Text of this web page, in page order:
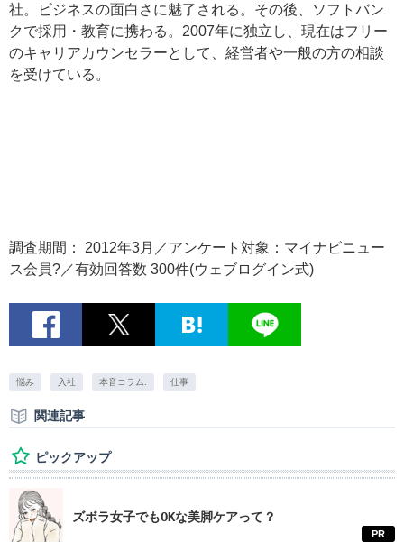
社。ビジネスの面白さに魅了される。その後、ソフトバン
クで採用・教育に携わる。2007年に独立し、現在はフリー
のキャリアカウンセラーとして、経営者や一般の方の相談
を受けている。
調査期間： 2012年3月／アンケート対象：マイナビニュー
ス会員?／有効回答数 300件(ウェブログイン式)
悩み 入社 本音コラム. 仕事
関連記事
ピックアップ
ズボラ女子でもOKな美脚ケアって？
PR